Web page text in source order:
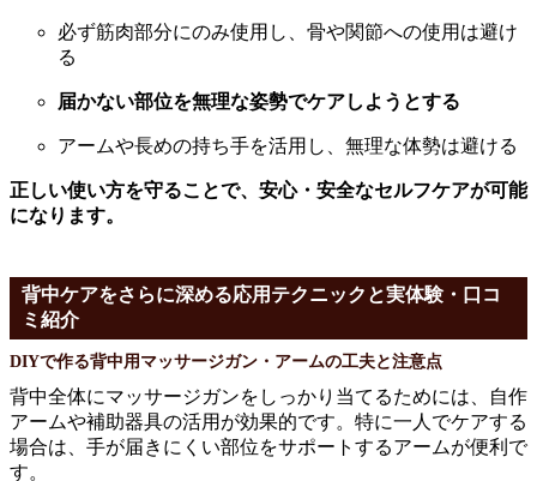
必ず筋肉部分にのみ使用し、骨や関節への使用は避け
る
届かない部位を無理な姿勢でケアしようとする
アームや長めの持ち手を活用し、無理な体勢は避ける
正しい使い方を守ることで、安心・安全なセルフケアが可能
になります。
背中ケアをさらに深める応用テクニックと実体験・口コ
ミ紹介
DIYで作る背中用マッサージガン・アームの工夫と注意点
背中全体にマッサージガンをしっかり当てるためには、自作
アームや補助器具の活用が効果的です。特に一人でケアする
場合は、手が届きにくい部位をサポートするアームが便利で
す。